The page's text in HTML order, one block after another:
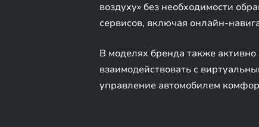
воздуху» без необходимости
сервисов, включая онлайн-
В моделях бренда также активно
взаимодействовать с
управление автомобилем